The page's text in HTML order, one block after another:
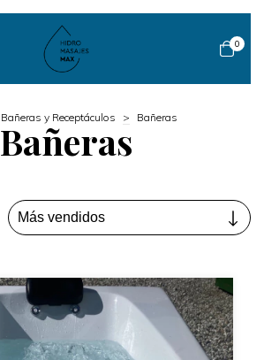
0
Bañeras y Receptáculos > Bañeras
Bañeras